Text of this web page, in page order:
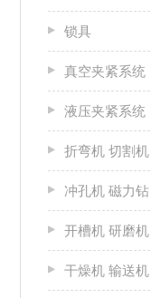
锁具
真空夹紧系统
液压夹紧系统
折弯机 切割机
冲孔机 磁力钻
开槽机 研磨机
干燥机 输送机